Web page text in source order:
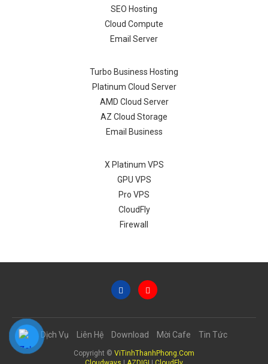
SEO Hosting
Cloud Compute
Email Server
Turbo Business Hosting
Platinum Cloud Server
AMD Cloud Server
AZ Cloud Storage
Email Business
X Platinum VPS
GPU VPS
Pro VPS
CloudFly
Firewall
Dịch Vụ Liên Hệ Download Mời Cafe Tin Tức
Copyright © ViTinhThanhPhong.Com